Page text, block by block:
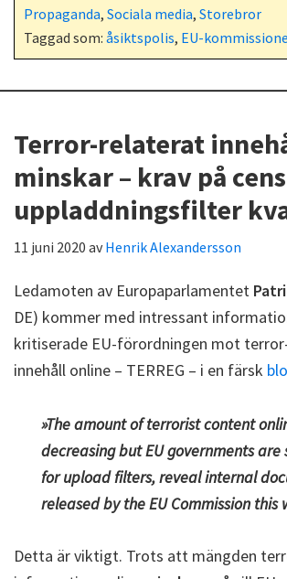
Propaganda, Sociala media, Storebror
Taggad som: åsiktspolis, EU-
Terror-relaterat
minskar – krav på
uppladdningsfilter
11 juni 2020 avHenrik Alexandersson
Ledamoten av Europaparlamentet
DE) kommer med intressant
kritiserade EU-förordningen mot
innehåll online – TERREG – i en färsk
»The amount of terrorist content
decreasing but EU governments
for upload filters, reveal internal
released by the EU Commission this
Detta är viktigt. Trots att mängden